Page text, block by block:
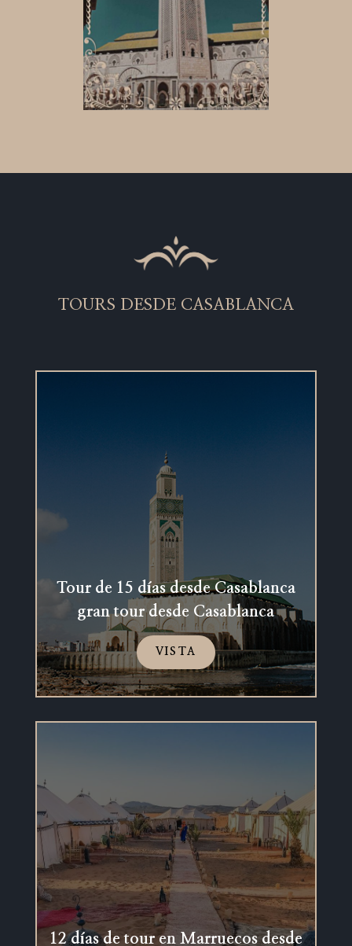
TOURS DESDE CASABLANCA
Tour de 15 días desde Casablanca
gran tour desde Casablanca
VISTA
12 días de tour en Marruecos desde